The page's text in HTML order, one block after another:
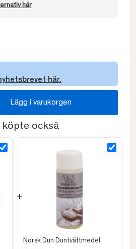
här
här.
Lägg i varukorgen
köpte också
Norsk Dun Duntvättmedel